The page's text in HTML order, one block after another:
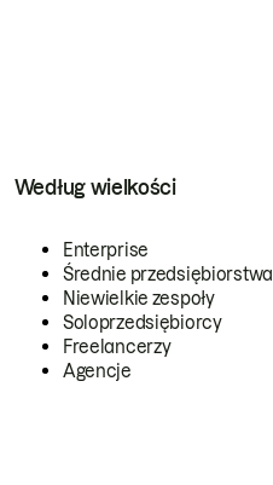
Według wielkości
Enterprise
Średnie przedsiębiorstwa
Niewielkie zespoły
Soloprzedsiębiorcy
Freelancerzy
Agencje